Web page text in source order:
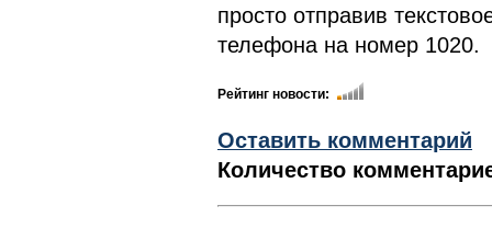
просто отправив
телефона на номер 1020.
Рейтинг новости:
Оставить комментарий
Количество